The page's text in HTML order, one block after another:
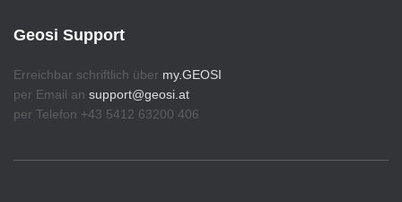
Geosi Support
Erreichbar schriftlich über my.GEOSI
per Email an support@geosi.at
per Telefon +43 5412 63200 406